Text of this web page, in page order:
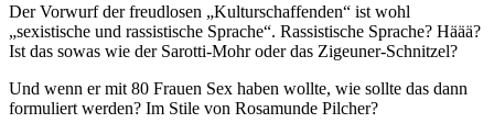
Der Vorwurf der freudlosen „Kulturschaffenden“ ist wohl
„sexistische und rassistische Sprache“. Rassistische Sprache? Häää?
Ist das sowas wie der Sarotti-Mohr oder das Zigeuner-Schnitzel?
Und wenn er mit 80 Frauen Sex haben wollte, wie sollte das dann
formuliert werden? Im Stile von Rosamunde Pilcher?